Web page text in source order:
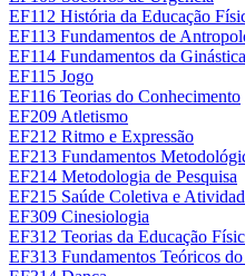
EF112 História da Educação
EF113 Fundamentos de
EF114 Fundamentos da Ginástica
EF115 Jogo
EF116 Teorias do Conhecimento
EF209 Atletismo
EF212 Ritmo e Expressão
EF213 Fundamentos
EF214 Metodologia de Pesquisa
EF215 Saúde Coletiva e
EF309 Cinesiologia
EF312 Teorias da Educação
EF313 Fundamentos Teóricos